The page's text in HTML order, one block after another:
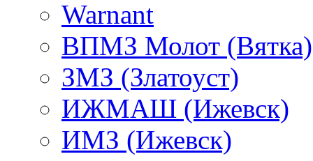
Warnant
ВПМЗ Молот (Вятка)
ЗМЗ (Златоуст)
ИЖМАШ (Ижевск)
ИМЗ (Ижевск)